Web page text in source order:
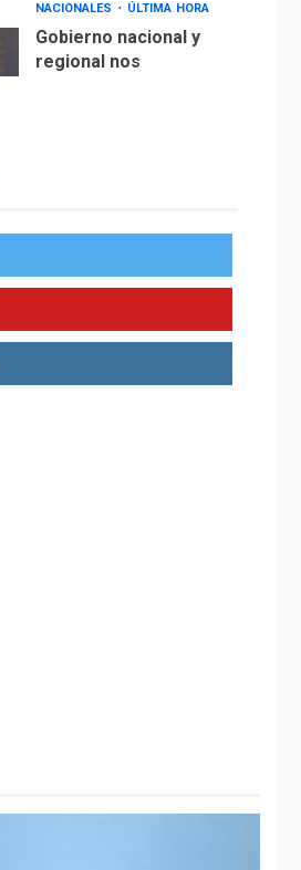
NACIONALES
ÚLTIMA HORA
Gobierno nacional y
regional nos
ÚLTIMA HORA
operaciones de carga
Aeropuerto de
2026